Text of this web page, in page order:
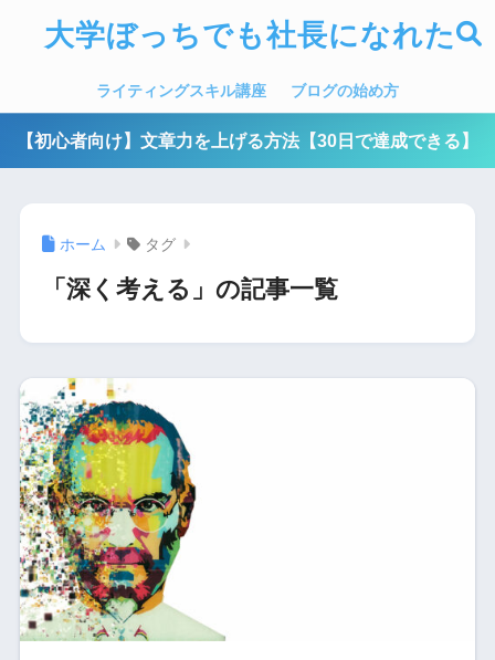
大学ぼっちでも社長になれた
ライティングスキル講座 ブログの始め方
【初心者向け】文章力を上げる方法【30日で達成できる】
ホーム タグ
「深く考える」の記事一覧